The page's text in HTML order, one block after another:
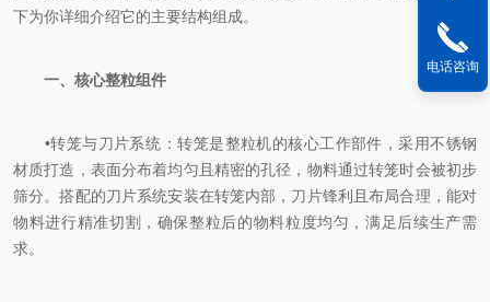
下为你详细介绍它的主要结构组成。
一、核心整粒组件
•转笼与刀片系统‌：转笼是整粒机的核心工作部件，采用不锈钢
材质打造，表面分布着均匀且精密的孔径，物料通过转笼时会被初步
筛分。搭配的刀片系统安装在转笼内部，刀片锋利且布局合理，能对
物料进行精准切割，确保整粒后的物料粒度均匀，满足后续生产需
求。
电话咨询